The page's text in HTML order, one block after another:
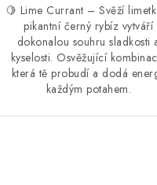
🍋 Lime Currant – Svěží
pikantní černý rybíz vytváří
dokonalou souhru sladkosti
kyselosti. Osvěžující
která tě probudí a dodá
každým potahem.